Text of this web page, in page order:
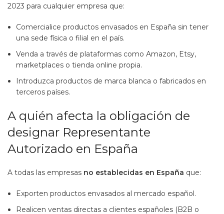
2023 para cualquier empresa que:
Comercialice productos envasados en España sin tener
una sede física o filial en el país.
Venda a través de plataformas como Amazon, Etsy,
marketplaces o tienda online propia.
Introduzca productos de marca blanca o fabricados en
terceros países.
A quién afecta la obligación de
designar Representante
Autorizado en España
A todas las empresas no establecidas en España que:
Exporten productos envasados al mercado español.
Realicen ventas directas a clientes españoles (B2B o